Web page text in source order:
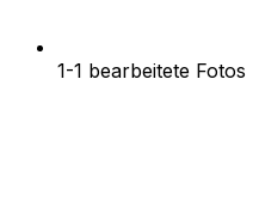
1-1 bearbeitete Fotos